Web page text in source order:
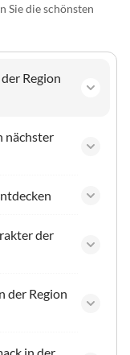
Sie die schönsten
Region
nächster
der
der Region